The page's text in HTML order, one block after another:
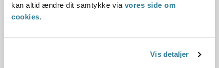
kan altid ændre dit samtykke via vores side om
cookies.
Vis detaljer
§ 45 § 43 § 44